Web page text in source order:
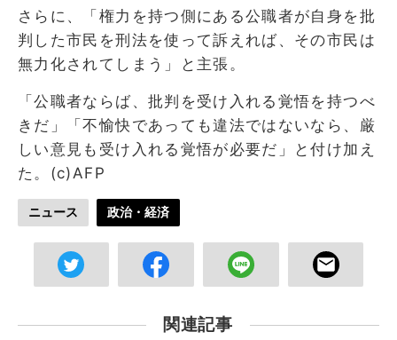
さらに、「権力を持つ側にある公職者が自身を批
判した市民を刑法を使って訴えれば、その市民は
無力化されてしまう」と主張。
「公職者ならば、批判を受け入れる覚悟を持つべ
きだ」「不愉快であっても違法ではないなら、厳
しい意見も受け入れる覚悟が必要だ」と付け加え
た。(c)AFP
ニュース 政治・経済
関連記事